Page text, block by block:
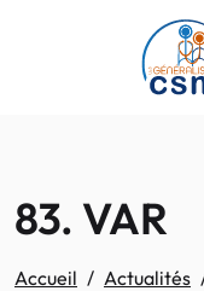
Passer au contenu
83. VAR
Accueil Actualités